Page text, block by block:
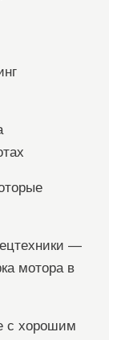
—
мотора в
с хорошим